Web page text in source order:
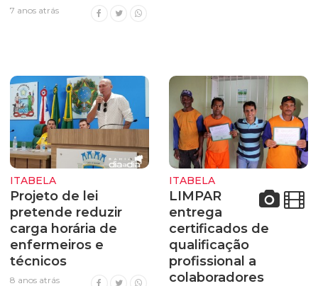
7 anos atrás
ITABELA
Projeto de lei
pretende reduzir
carga horária de
enfermeiros e
técnicos
8 anos atrás
ITABELA
LIMPAR
entrega
certificados de
qualificação
profissional a
colaboradores